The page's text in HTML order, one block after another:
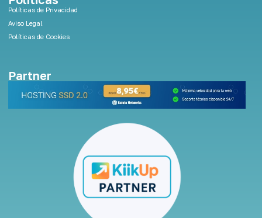
Políticas de Privacidad
Aviso Legal
Políticas de Cookies
Partner